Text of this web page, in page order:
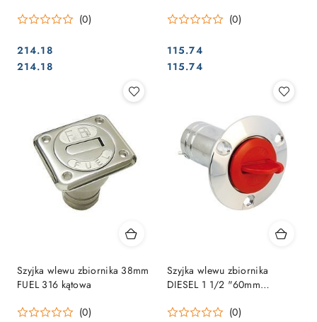
(0)
Cena:
214.18
Cena:
214.18
(0)
Cena:
115.74
Cena:
115.74
Szyjka wlewu zbiornika 38mm
FUEL 316 kątowa
(0)
Szyjka wlewu zbiornika
DIESEL 1 1/2 "60mm
(0)